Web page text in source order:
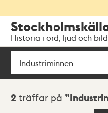
navigationen
huvudinnehållet
Historia i ord, ljud och bild
Sök
Sökresultat
2 träffar på